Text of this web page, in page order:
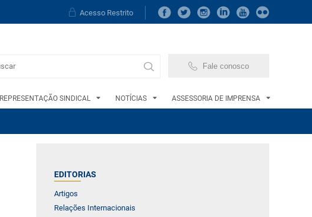
Acesso Restrito
Fale conosco
REPRESENTAÇÃO SINDICAL NOTÍCIAS ASSESSORIA DE IMPRENSA
EDITORIAS
Artigos
Relações Internacionais